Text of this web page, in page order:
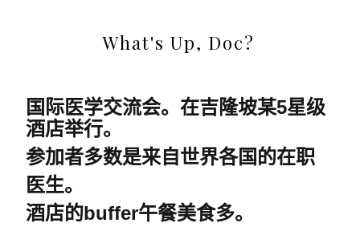
What's Up, Doc?
国际医学交流会。 在吉隆坡某5星级
酒店举行。
参加者多数是来自世界各国的在职
医生。
酒店的buffer午餐美食多。